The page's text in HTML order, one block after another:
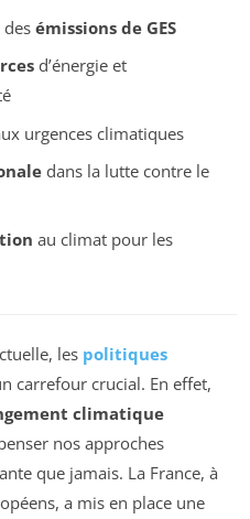
des émissions de GES
d’énergie et
urgences climatiques
dans la lutte contre le
au climat pour les
les politiques
carrefour crucial. En effet,
climatique
nos approches
que jamais. La France, à
a mis en place une